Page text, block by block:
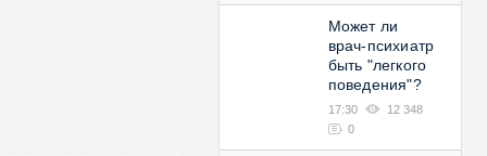
Может ли
врач-психиатр
быть "легкого
поведения"?
17:30
12 348
0